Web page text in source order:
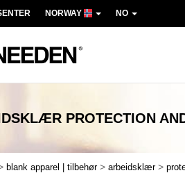
NORWAY NO
PROTECTION
blank apparel | tilbehør > arbeidsklær >